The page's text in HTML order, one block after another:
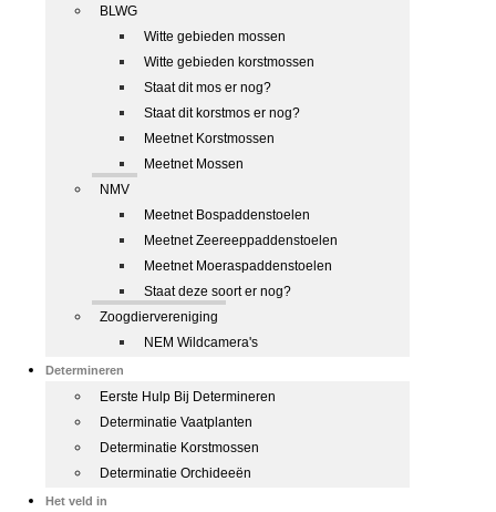
BLWG
Witte gebieden mossen
Witte gebieden korstmossen
Staat dit mos er nog?
Staat dit korstmos er nog?
Meetnet Korstmossen
Meetnet Mossen
NMV
Meetnet Bospaddenstoelen
Meetnet Zeereeppaddenstoelen
Meetnet Moeraspaddenstoelen
Staat deze soort er nog?
Zoogdiervereniging
NEM Wildcamera's
Determineren
Eerste Hulp Bij Determineren
Determinatie Vaatplanten
Determinatie Korstmossen
Determinatie Orchideeën
Het veld in